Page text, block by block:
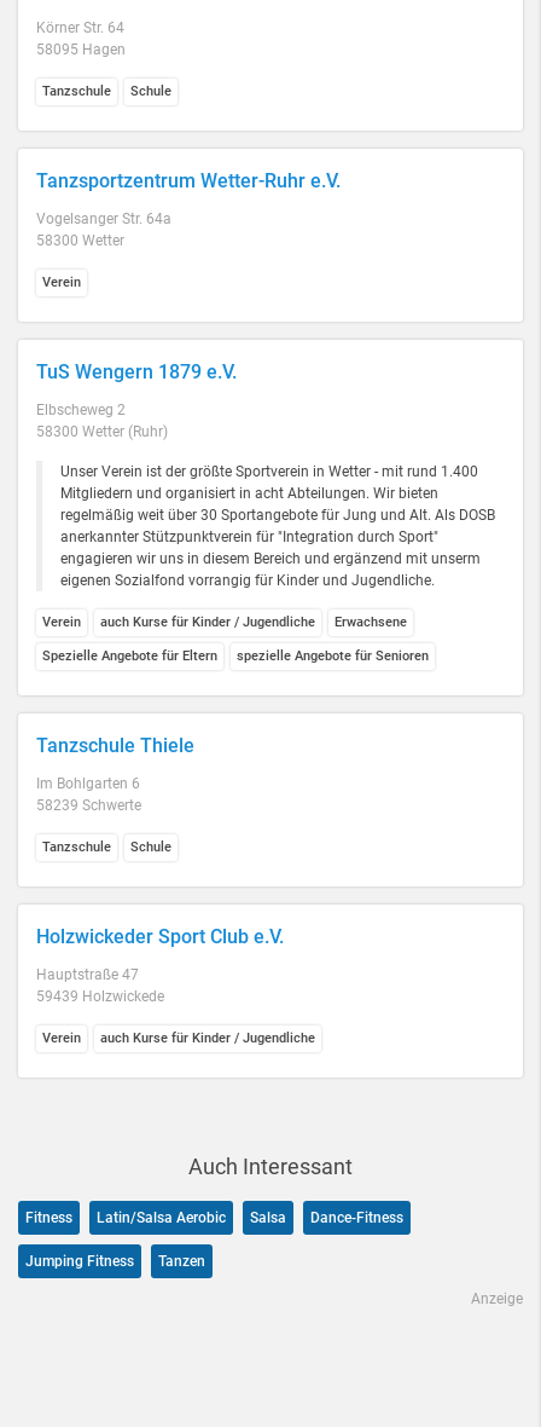
Körner Str. 64
58095 Hagen
Tanzschule Schule
Tanzsportzentrum Wetter-Ruhr e.V.
Vogelsanger Str. 64a
58300 Wetter
Verein
TuS Wengern 1879 e.V.
Elbscheweg 2
58300 Wetter (Ruhr)
Unser Verein ist der größte Sportverein in Wetter - mit rund 1.400
Mitgliedern und organisiert in acht Abteilungen. Wir bieten
regelmäßig weit über 30 Sportangebote für Jung und Alt. Als DOSB
anerkannter Stützpunktverein für "Integration durch Sport"
engagieren wir uns in diesem Bereich und ergänzend mit unserm
eigenen Sozialfond vorrangig für Kinder und Jugendliche.
Verein auch Kurse für Kinder / Jugendliche Erwachsene
Spezielle Angebote für Eltern spezielle Angebote für Senioren
Tanzschule Thiele
Im Bohlgarten 6
58239 Schwerte
Tanzschule Schule
Holzwickeder Sport Club e.V.
Hauptstraße 47
59439 Holzwickede
Verein auch Kurse für Kinder / Jugendliche
Auch Interessant
Fitness Latin/Salsa Aerobic Salsa Dance-Fitness
Jumping Fitness Tanzen
Anzeige